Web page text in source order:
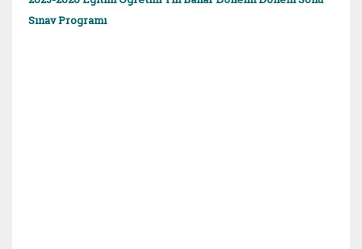
Sınav Programı